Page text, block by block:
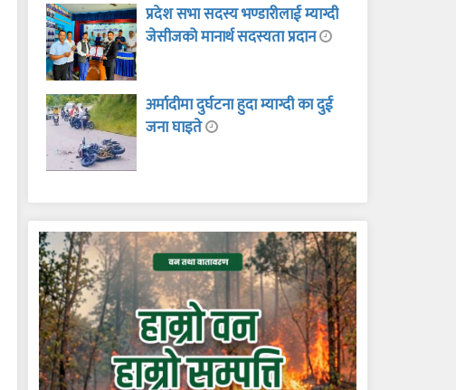
प्रदेश सभा सदस्य भण्डारीलाई म्याग्दी
जेसीजको मानार्थ सदस्यता प्रदान
अर्मादीमा दुर्घटना हुदा म्याग्दी का दुई
जना घाइते